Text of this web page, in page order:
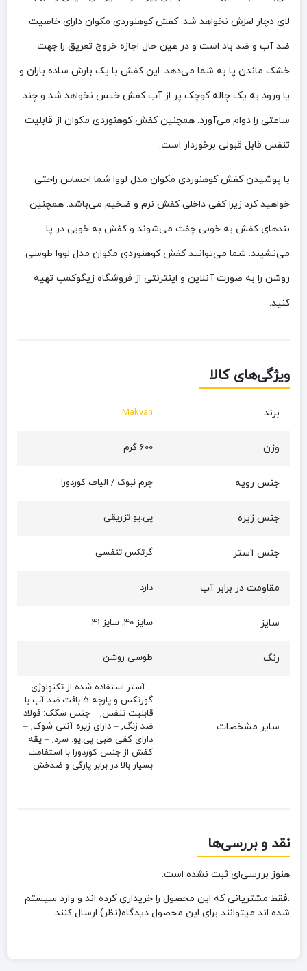
لای دچار لغزش نخواهد شد. کفش کوهنوردی مکوان دارای خاصیت
ضد آب و ضد باد است و در عین حال اجازه خروج تعریق را جهت
خشک ماندن پا به شما می‌دهد. این کفش با یک بارش ساده باران و
یا ورود به یک چاله کوچک پر از آب کفش خیس نخواهد شد و چند
ساعتی را دوام می‌آورد. همچنین کفش کوهنوردی مکوان از قابلیت
تنفس قابل قبولی برخوردار است.
با پوشیدن کفش کوهنوردی مکوان مدل لووا شما احساس راحتی
خواهید کرد زیرا کفی داخلی کفش نرم و ضخیم می‌باشد. همچنین
بندهای کفش به خوبی چفت می‌شوند و کفش به خوبی در پا
می‌نشیند. شما می‌توانید کفش کوهنوردی مکوان مدل لووا طوسی
روشن را به صورت آنلاین و اینترنتی از فروشگاه زیگوکمپ تهیه
کنید.
ویژگی‌های کالا
برند Makvan
وزن 600 گرم
جنس رویه چرم نبوک / الیاف کوردورا
جنس زیره پی.یو تزریقی
جنس آستر گرتکس تنفسی
مقاومت در برابر آب دارد
سایز سایز 40, سایز 41
رنگ طوسی روشن
سایر مشخصات
– آستر استفاده شده از تکنولوژی
گورتکس و پارچه 5 بافت ضد آب با
قابلیت تنفس, – جنس سگک: فولاد
ضد زنگ, – دارای زیره آنتی شوک, –
دارای کفی طبی پی.یو. سرد, – یقه
کفش از جنس کوردورا با استفامت
بسیار بالا در برابر پارگی و ضدخش
نقد و بررسی‌ها
هنوز بررسی‌ای ثبت نشده است.
.فقط مشتریانی که این محصول را خریداری کرده اند و وارد سیستم
شده اند میتوانند برای این محصول دیدگاه(نظر) ارسال کنند.